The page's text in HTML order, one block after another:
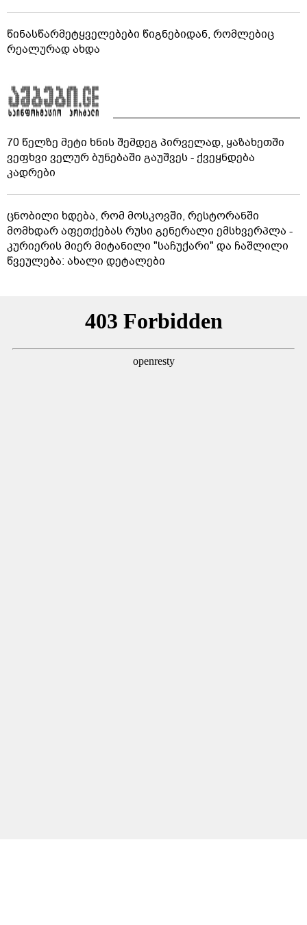
წინასწარმეტყველებები წიგნებიდან, რომლებიც
რეალურად ახდა
70 წელზე მეტი ხნის შემდეგ პირველად, ყაზახეთში
ვეფხვი ველურ ბუნებაში გაუშვეს - ქვეყნდება
კადრები
ცნობილი ხდება, რომ მოსკოვში, რესტორანში
მომხდარ აფეთქებას რუსი გენერალი ემსხვერპლა -
კურიერის მიერ მიტანილი "საჩუქარი" და ჩაშლილი
წვეულება: ახალი დეტალები